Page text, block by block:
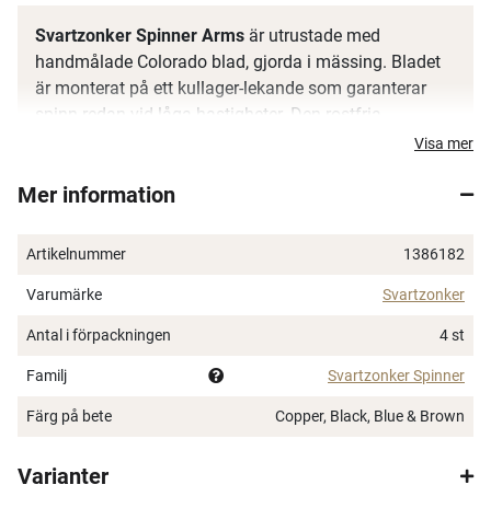
Ett exklusivt medlemskap med många förmåner.
Bättre priser, fri frakt på alla ordrar, bonuscheck
Svartzonker Spinner Arms är utrustade med
handmålade Colorado blad, gjorda i mässing. Bladet
är monterat på ett kullager-lekande som garanterar
spinn redan vid låga hastigheter. Den rostfria
skruvförsedda armen gör den extremt lätt att applicera
changer” när fisket är trögt och den har visat sig
4 olika färger i varje paket.
Visa mer
Mer information
Artikelnummer 1386182
Varumärke Svartzonker
Antal i förpackningen 4 st
Familj Svartzonker Spinner
Färg på bete Copper, Black, Blue & Brown
Varianter